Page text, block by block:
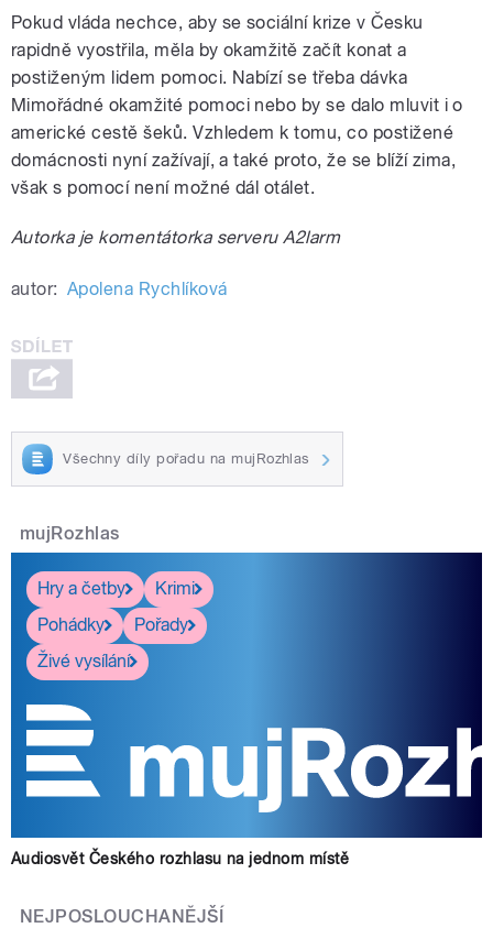
Pokud vláda nechce, aby se sociální krize v Česku
rapidně vyostřila, měla by okamžitě začít konat a
postiženým lidem pomoci. Nabízí se třeba dávka
Mimořádné okamžité pomoci nebo by se dalo mluvit i o
americké cestě šeků. Vzhledem k tomu, co postižené
domácnosti nyní zažívají, a také proto, že se blíží zima,
však s pomocí není možné dál otálet.
Autorka je komentátorka serveru A2larm
autor: Apolena Rychlíková
Všechny díly pořadu na mujRozhlas
mujRozhlas
Hry a četby
Krimi
Pohádky
Pořady
Živé vysílání
Audiosvět Českého rozhlasu na jednom místě
NEJPOSLOUCHANĚJŠÍ